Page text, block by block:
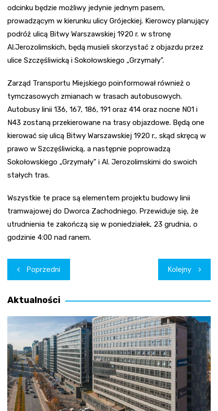
odcinku będzie możliwy jedynie jednym pasem,
prowadzącym w kierunku ulicy Grójeckiej. Kierowcy planujący
podróż ulicą Bitwy Warszawskiej 1920 r. w stronę
Al.Jerozolimskich, będą musieli skorzystać z objazdu przez
ulice Szczęśliwicką i Sokołowskiego „Grzymały”.
Zarząd Transportu Miejskiego poinformował również o
tymczasowych zmianach w trasach autobusowych.
Autobusy linii 136, 167, 186, 191 oraz 414 oraz nocne N01 i
N43 zostaną przekierowane na trasy objazdowe. Będą one
kierować się ulicą Bitwy Warszawskiej 1920 r., skąd skręcą w
prawo w Szczęśliwicką, a następnie poprowadzą
Sokołowskiego „Grzymały” i Al. Jerozolimskimi do swoich
stałych tras.
Wszystkie te prace są elementem projektu budowy linii
tramwajowej do Dworca Zachodniego. Przewiduje się, że
utrudnienia te zakończą się w poniedziałek, 23 grudnia, o
godzinie 4:00 nad ranem.
Nawigacja
wpisu
Poprzedni Kolejny
Aktualności